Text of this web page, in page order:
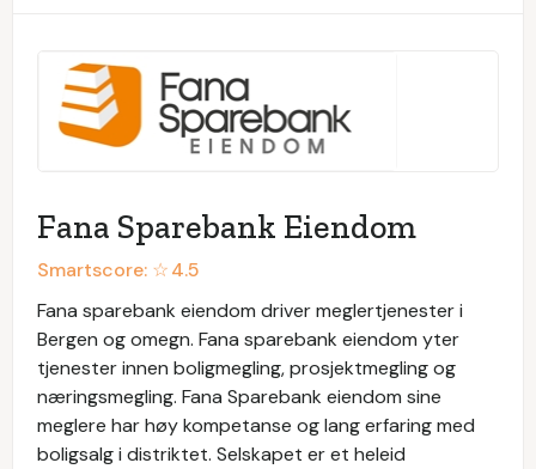
Fana Sparebank Eiendom
Smartscore: ☆4.5
Fana sparebank eiendom driver meglertjenester i
Bergen og omegn. Fana sparebank eiendom yter
tjenester innen boligmegling, prosjektmegling og
næringsmegling. Fana Sparebank eiendom sine
meglere har høy kompetanse og lang erfaring med
boligsalg i distriktet. Selskapet er et heleid